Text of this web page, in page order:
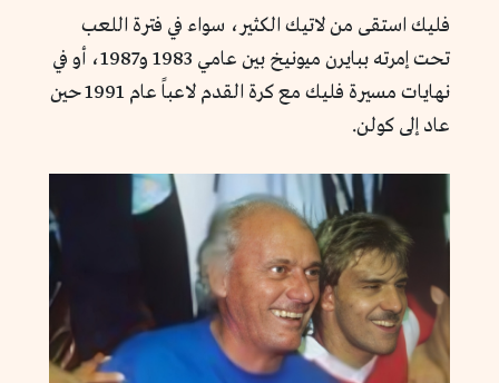
فليك استقى من لاتيك الكثير، سواء في فترة اللعب
تحت إمرته ببايرن ميونيخ بين عامي 1983 و1987، أو في
نهايات مسيرة فليك مع كرة القدم لاعباً عام 1991 حين
عاد إلى كولن.